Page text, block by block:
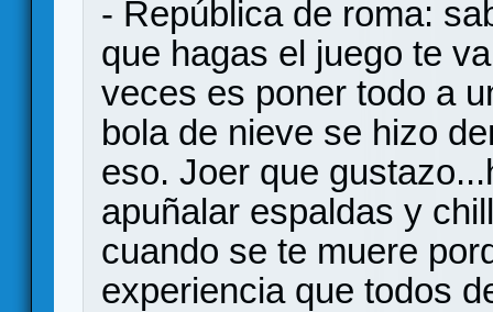
- República de roma:
que hagas el juego te
veces es poner todo a
bola de nieve se hizo
eso. Joer que
apuñalar espaldas y
cuando se te muere
experiencia que todos